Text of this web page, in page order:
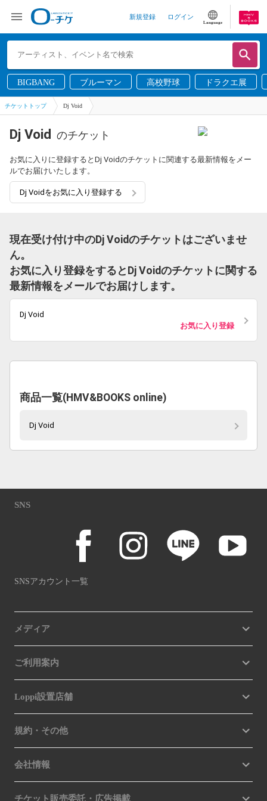
新規登録 ログイン
Language
BIGBANG ブルーマン 高校野球 ドラクエ展
チケットトップ Dj Void
Dj Void のチケット
お気に入りに登録するとDj Voidのチケットに関連する最新情報をメー
ルでお届けいたします。
Dj Voidをお気に入り登録する
現在受け付け中のDj Voidのチケットはございませ
ん。
お気に入り登録をするとDj Voidのチケットに関する
最新情報をメールでお届けします。
Dj Void
お気に入り登録
商品一覧(HMV&BOOKS online)
Dj Void
SNS
SNSアカウント一覧
メディア
ご利用案内
Loppi設置店舗
規約・その他
会社情報
チケット販売委託・広告掲載